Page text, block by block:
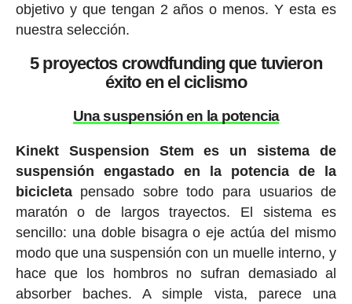
objetivo y que tengan 2 años o menos. Y esta es
nuestra selección.
5 proyectos crowdfunding que tuvieron
éxito en el ciclismo
Una suspensión en la potencia
Kinekt Suspension Stem es un sistema de
suspensión engastado en la potencia de la
bicicletapensado sobre todo para usuarios de
maratón o de largos trayectos. El sistema es
sencillo: una doble bisagra o eje actúa del mismo
modo que una suspensión con un muelle interno, y
hace que los hombros no sufran demasiado al
absorber baches. A simple vista, parece una